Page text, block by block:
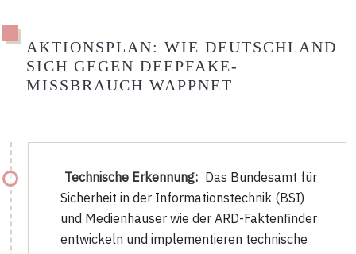
AKTIONSPLAN: WIE DEUTSCHLAND
SICH GEGEN DEEPFAKE-
MISSBRAUCH WAPPNET
Technische Erkennung: Das Bundesamt für
Sicherheit in der Informationstechnik (BSI)
und Medienhäuser wie der ARD-Faktenfinder
entwickeln und implementieren technische